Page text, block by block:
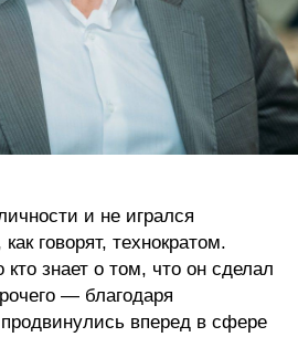
и не игрался
говорят, технократом.
знает о том, что он сделал
— благодаря
вперед в сфере